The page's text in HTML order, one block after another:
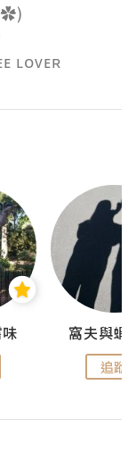
ʟᴏᴠᴇʀ
窩夫與蝦
追蹤